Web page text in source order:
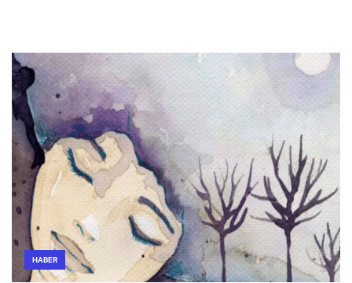
HABER